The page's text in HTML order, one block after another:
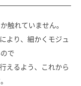
触れていません。
より、細かくモジュ
で
えるよう、これから